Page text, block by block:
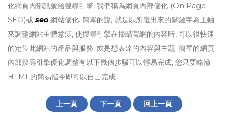
化網頁內部訊號給搜尋引擎, 我們稱為網頁內部優化 (On Page
SEO)或 seo 網站優化. 簡單的說, 就是以所選出來的關鍵字為主軸
來調整網站主體意涵, 使搜尋引擎在掃瞄官網的內容時, 可以很快速
的定位此網站的產品與服務, 或是想表達的內容與主題. 簡單的網頁
內部搜尋引擎優化調整有以下幾個步驟可以輕易完成, 您只要略懂
HTML的簡易指令即可以自己完成
上一頁 下一頁 回上一頁